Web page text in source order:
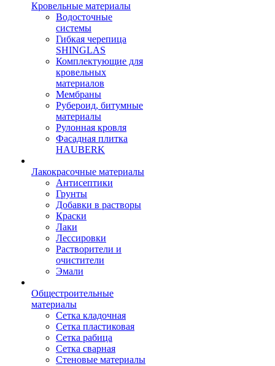
Кровельные материалы
Водосточные
системы
Гибкая черепица
SHINGLAS
Комплектующие для
кровельных
материалов
Мембраны
Рубероид, битумные
материалы
Рулонная кровля
Фасадная плитка
HAUBERK
Лакокрасочные материалы
Антисептики
Грунты
Добавки в растворы
Краски
Лаки
Лессировки
Растворители и
очистители
Эмали
Общестроительные
материалы
Сетка кладочная
Сетка пластиковая
Сетка рабица
Сетка сварная
Стеновые материалы